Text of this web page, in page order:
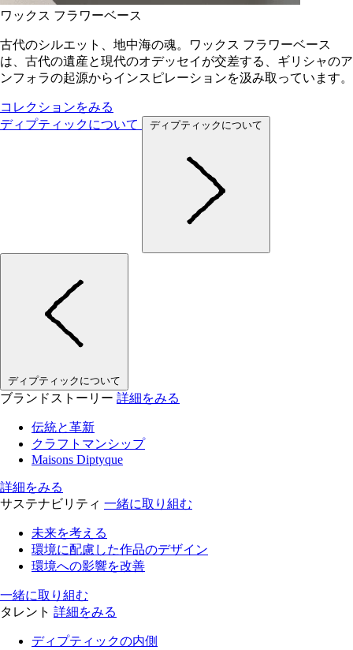
ワックス フラワーベース
古代のシルエット、地中海の魂。ワックス フラワーベース
は、古代の遺産と現代のオデッセイが交差する、ギリシャのア
ンフォラの起源からインスピレーションを汲み取っています。
コレクションをみる
ディプティックについて
ディプティックについて
ディプティックについて
ブランドストーリー 詳細をみる
伝統と革新
クラフトマンシップ
Maisons Diptyque
詳細をみる
サステナビリティ 一緒に取り組む
未来を考える
環境に配慮した作品のデザイン
環境への影響を改善
一緒に取り組む
タレント 詳細をみる
ディプティックの内側